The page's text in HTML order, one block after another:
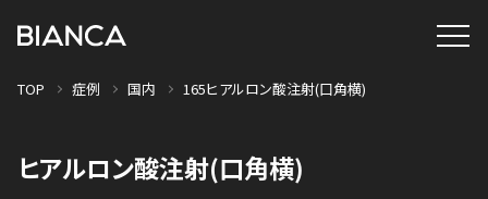
TOP 症例 国内 165ヒアルロン酸注射(口角横)
ヒアルロン酸注射(口角横)